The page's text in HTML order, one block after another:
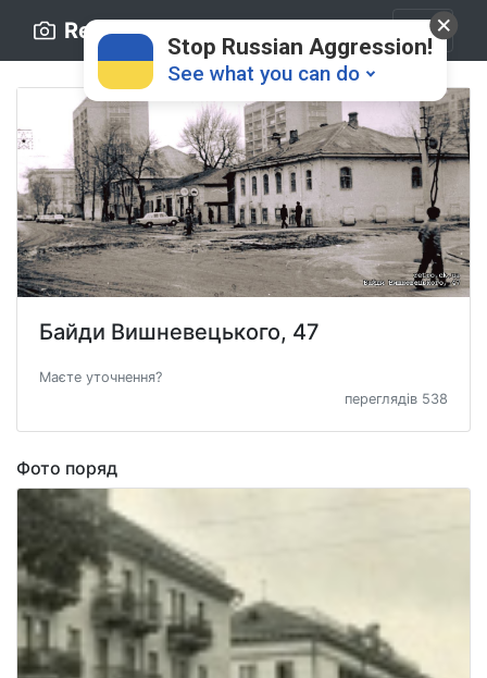
Retro.ck.ua
Байди Вишневецького, 47
Маєте уточнення?
переглядів 538
Фото поряд
Stop Russian Aggression!
See what you can do
Donate
Support Ukraine
Share this widget 📌